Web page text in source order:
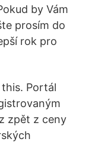
by Vám
prosím do
rok pro
Portál
zpět z ceny